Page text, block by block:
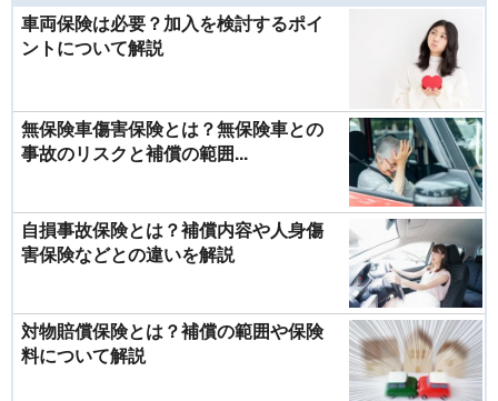
車両保険は必要？加入を検討するポイ
ントについて解説
無保険車傷害保険とは？無保険車との
事故のリスクと補償の範囲...
自損事故保険とは？補償内容や人身傷
害保険などとの違いを解説
対物賠償保険とは？補償の範囲や保険
料について解説